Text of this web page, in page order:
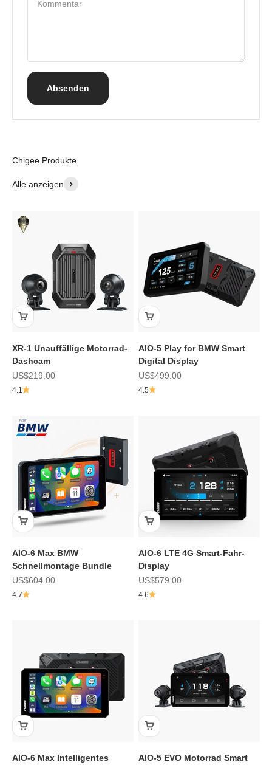
Kommentar
Absenden
Alle anzeigen
XR-1 Unauffällige Motorrad-
Dashcam
Angebot
US$219.00
4.1
AIO-5 Play for BMW Smart
Digital Display
Angebot
US$499.00
4.5
AIO-6 Max BMW
Schnellmontage Bundle
Angebot
US$604.00
4.7
AIO-6 LTE 4G Smart-Fahr-
Display
Angebot
US$579.00
4.6
AIO-6 Max Intelligentes
AIO-5 EVO Motorrad Smart